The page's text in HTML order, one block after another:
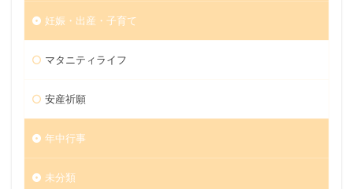
妊娠・出産・子育て
マタニティライフ
安産祈願
年中行事
未分類